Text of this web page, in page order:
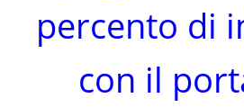
percento di
con il